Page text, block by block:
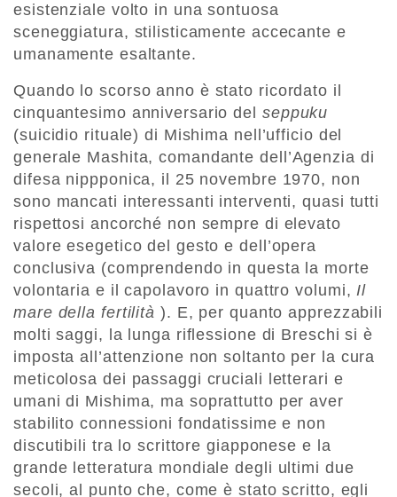
esistenziale volto in una sontuosa
sceneggiatura, stilisticamente accecante e
umanamente esaltante.
Quando lo scorso anno è stato ricordato il
cinquantesimo anniversario del seppuku
(suicidio rituale) di Mishima nell’ufficio del
generale Mashita, comandante dell’Agenzia di
difesa nippponica, il 25 novembre 1970, non
sono mancati interessanti interventi, quasi tutti
rispettosi ancorché non sempre di elevato
valore esegetico del gesto e dell’opera
conclusiva (comprendendo in questa la morte
volontaria e il capolavoro in quattro volumi,Il
mare della fertilità ). E, per quanto apprezzabili
molti saggi, la lunga riflessione di Breschi si è
imposta all’attenzione non soltanto per la cura
meticolosa dei passaggi cruciali letterari e
umani di Mishima, ma soprattutto per aver
stabilito connessioni fondatissime e non
discutibili tra lo scrittore giapponese e la
grande letteratura mondiale degli ultimi due
secoli, al punto che, come è stato scritto, egli